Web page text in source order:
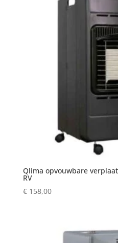
Qlima opvouwbare
RV
€158,00